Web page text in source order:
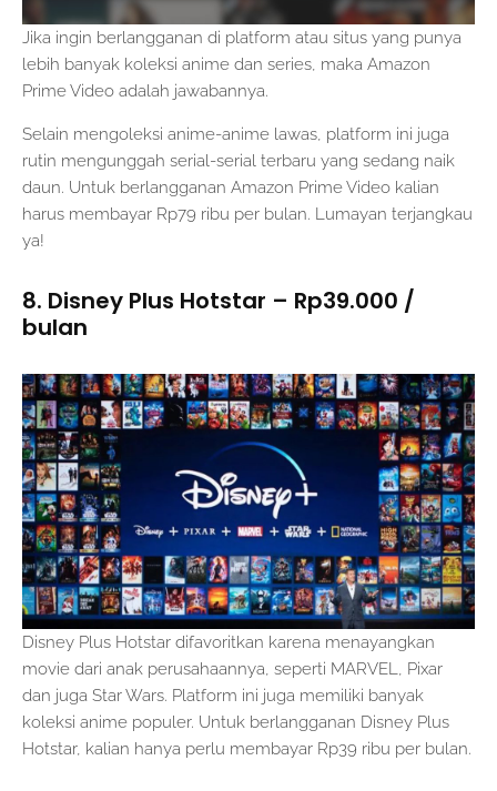
Jika ingin berlangganan di platform atau situs yang punya
lebih banyak koleksi anime dan series, maka Amazon
Prime Video adalah jawabannya.
Selain mengoleksi anime-anime lawas, platform ini juga
rutin mengunggah serial-serial terbaru yang sedang naik
daun. Untuk berlangganan Amazon Prime Video kalian
harus membayar Rp79 ribu per bulan. Lumayan terjangkau
ya!
8. Disney Plus Hotstar – Rp39.000 /
bulan
Disney Plus Hotstar difavoritkan karena menayangkan
movie dari anak perusahaannya, seperti MARVEL, Pixar
dan juga Star Wars. Platform ini juga memiliki banyak
koleksi anime populer. Untuk berlangganan Disney Plus
Hotstar, kalian hanya perlu membayar Rp39 ribu per bulan.